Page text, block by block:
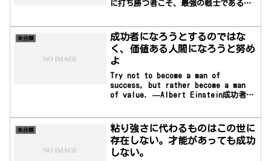
に打ち勝つ者こそ、最強の戦士であるー
未分類
成功者になろうとするのではな
く、価値ある人間になろうと努め
よ
Try not to become a man of
success, but rather become a man
of value. —Albert Einstein成功者に
シュタイン
未分類
粘り強さに代わるものはこの世に
存在しない。才能があっても成功
しない。